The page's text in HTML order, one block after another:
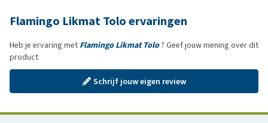
Flamingo Likmat Tolo ervaringen
Heb je ervaring met Flamingo Likmat Tolo? Geef jouw mening over dit
product
Schrijf jouw eigen review